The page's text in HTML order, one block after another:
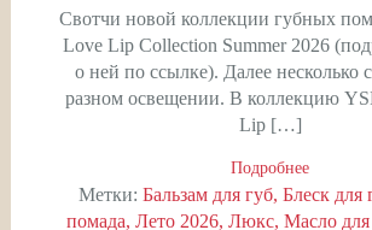
Свотчи новой коллекции губных
Love Lip Collection Summer 2026
о ней по ссылке). Далее несколько
разном освещении. В коллекцию
Lip […]
Подробнее
Метки:Бальзам для губ Блеск для
помада Лето 2026 Люкс Масло для